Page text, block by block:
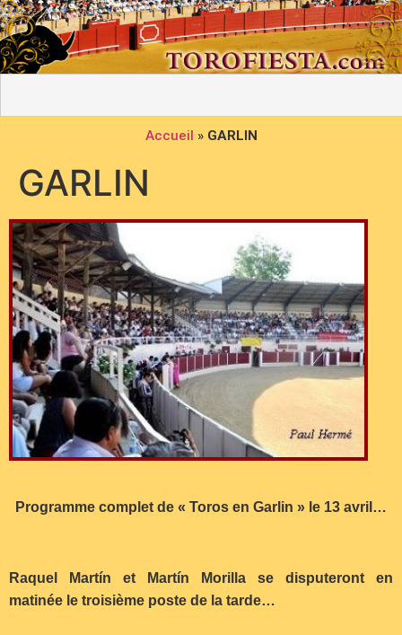
Accueil » GARLIN
GARLIN
Programme complet de « Toros en Garlin » le 13 avril…
Raquel Martín et Martín Morilla se disputeront en
matinée le troisième poste de la tarde…